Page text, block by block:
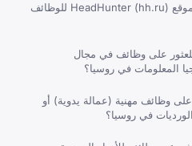
ما هو أفضل بديل لموقع HeadHunter (hh.ru) للوظائف
على وظائف في مجال
المعلومات في روسيا؟
وظائف مهنية (عمالة يدوية) أو
في روسيا؟